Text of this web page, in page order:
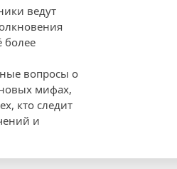
ведут
более
вопросы о
мифах,
кто следит
и